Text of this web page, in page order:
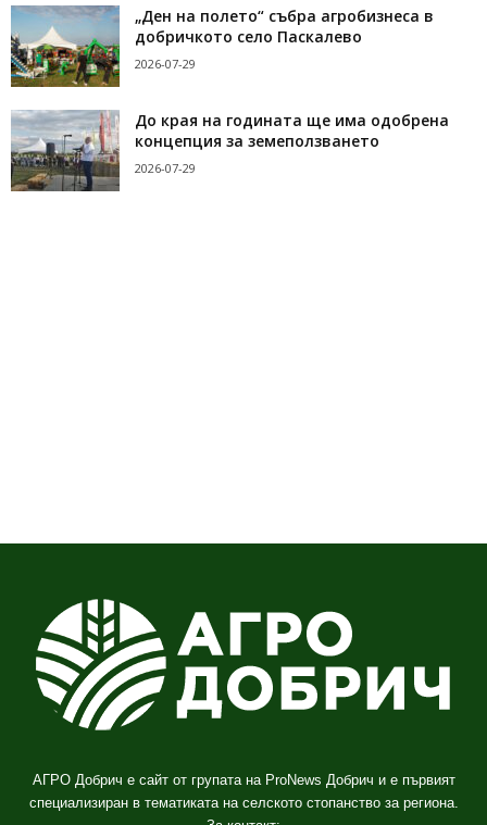
„Ден на полето“ събра агробизнеса в
добричкото село Паскалево
2026-07-29
До края на годината ще има одобрена
концепция за земеползването
2026-07-29
АГРО Добрич е сайт от групата на ProNews Добрич и е първият
специализиран в тематиката на селското стопанство за региона.